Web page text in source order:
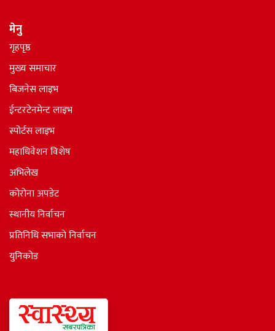
मेनु
गृहपृष्ठ
मुख्य समाचार
बिजनेस लाइभ
ईन्टरटेनमेन्ट लाइभ
स्पोर्टस लाइभ
महाधिवेशन विशेष
अभिलेख
कोरोना अपडेट
स्थानीय निर्वाचन
प्रतिनिधि सभाकाे निर्वाचन
युनिकोड